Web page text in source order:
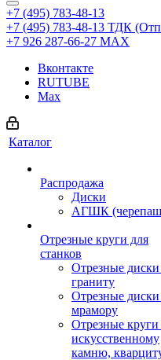
+7 (495) 783-48-13
+7 (495) 783-48-13 ТДК
+7 926 287-66-27 МАХ
Вконтакте
RUTUBE
Max
Каталог
Распродажа
Диски
АГШК
Отрезные круги для
станков
Отрезные
граниту
Отрезные
мрамору
Отрезные
искусственному
камню,